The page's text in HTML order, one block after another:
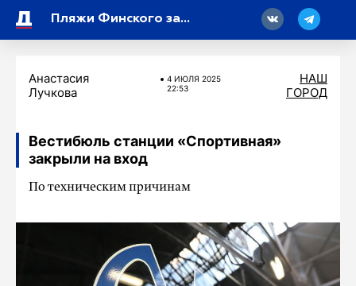
Пляжи Финского залива в Петербурге проверили после шторма
Анастасия
Лучкова
4 ИЮЛЯ 2025
22:53
НАШ
ГОРОД
Вестибюль станции «Спортивная»
закрыли на вход
По техническим причинам